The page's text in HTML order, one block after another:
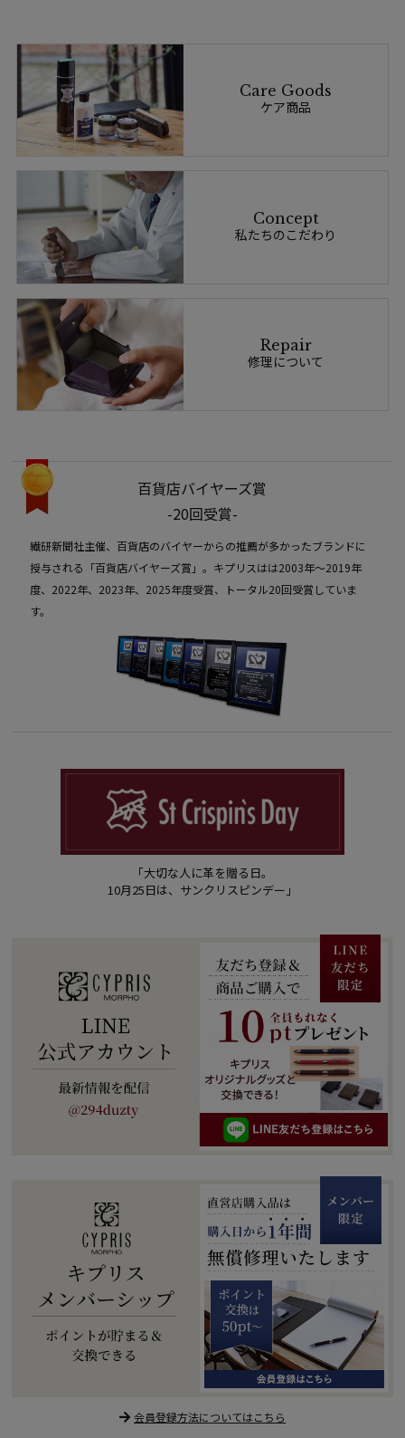
Care Goods
ケア商品
Concept
私たちのこだわり
Repair
修理について
百貨店バイヤーズ賞
-20回受賞-
繊研新聞社主催、百貨店のバイヤーからの推薦が多かったブランドに
授与される「百貨店バイヤーズ賞」。キプリスはは2003年〜2019年
度、2022年、2023年、2025年度受賞、トータル20回受賞していま
す。
「大切な人に革を贈る日。
10月25日は、サンクリスピンデー」
会員登録方法についてはこちら